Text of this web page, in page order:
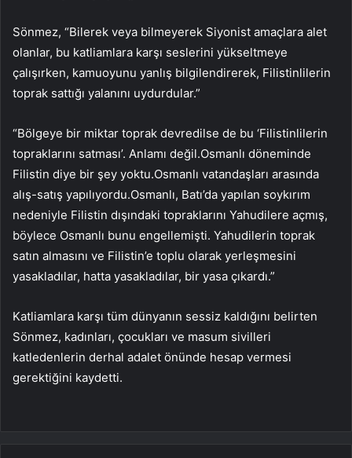
Sönmez, “Bilerek veya bilmeyerek Siyonist amaçlara alet
olanlar, bu katliamlara karşı seslerini yükseltmeye
çalışırken, kamuoyunu yanlış bilgilendirerek, Filistinlilerin
toprak sattığı yalanını uydurdular.”
“Bölgeye bir miktar toprak devredilse de bu ‘Filistinlilerin
topraklarını satması’. Anlamı değil.Osmanlı döneminde
Filistin diye bir şey yoktu.Osmanlı vatandaşları arasında
alış-satış yapılıyordu.Osmanlı, Batı’da yapılan soykırım
nedeniyle Filistin dışındaki topraklarını Yahudilere açmış,
böylece Osmanlı bunu engellemişti. Yahudilerin toprak
satın almasını ve Filistin’e toplu olarak yerleşmesini
yasakladılar, hatta yasakladılar, bir yasa çıkardı.”
Katliamlara karşı tüm dünyanın sessiz kaldığını belirten
Sönmez, kadınları, çocukları ve masum sivilleri
katledenlerin derhal adalet önünde hesap vermesi
gerektiğini kaydetti.